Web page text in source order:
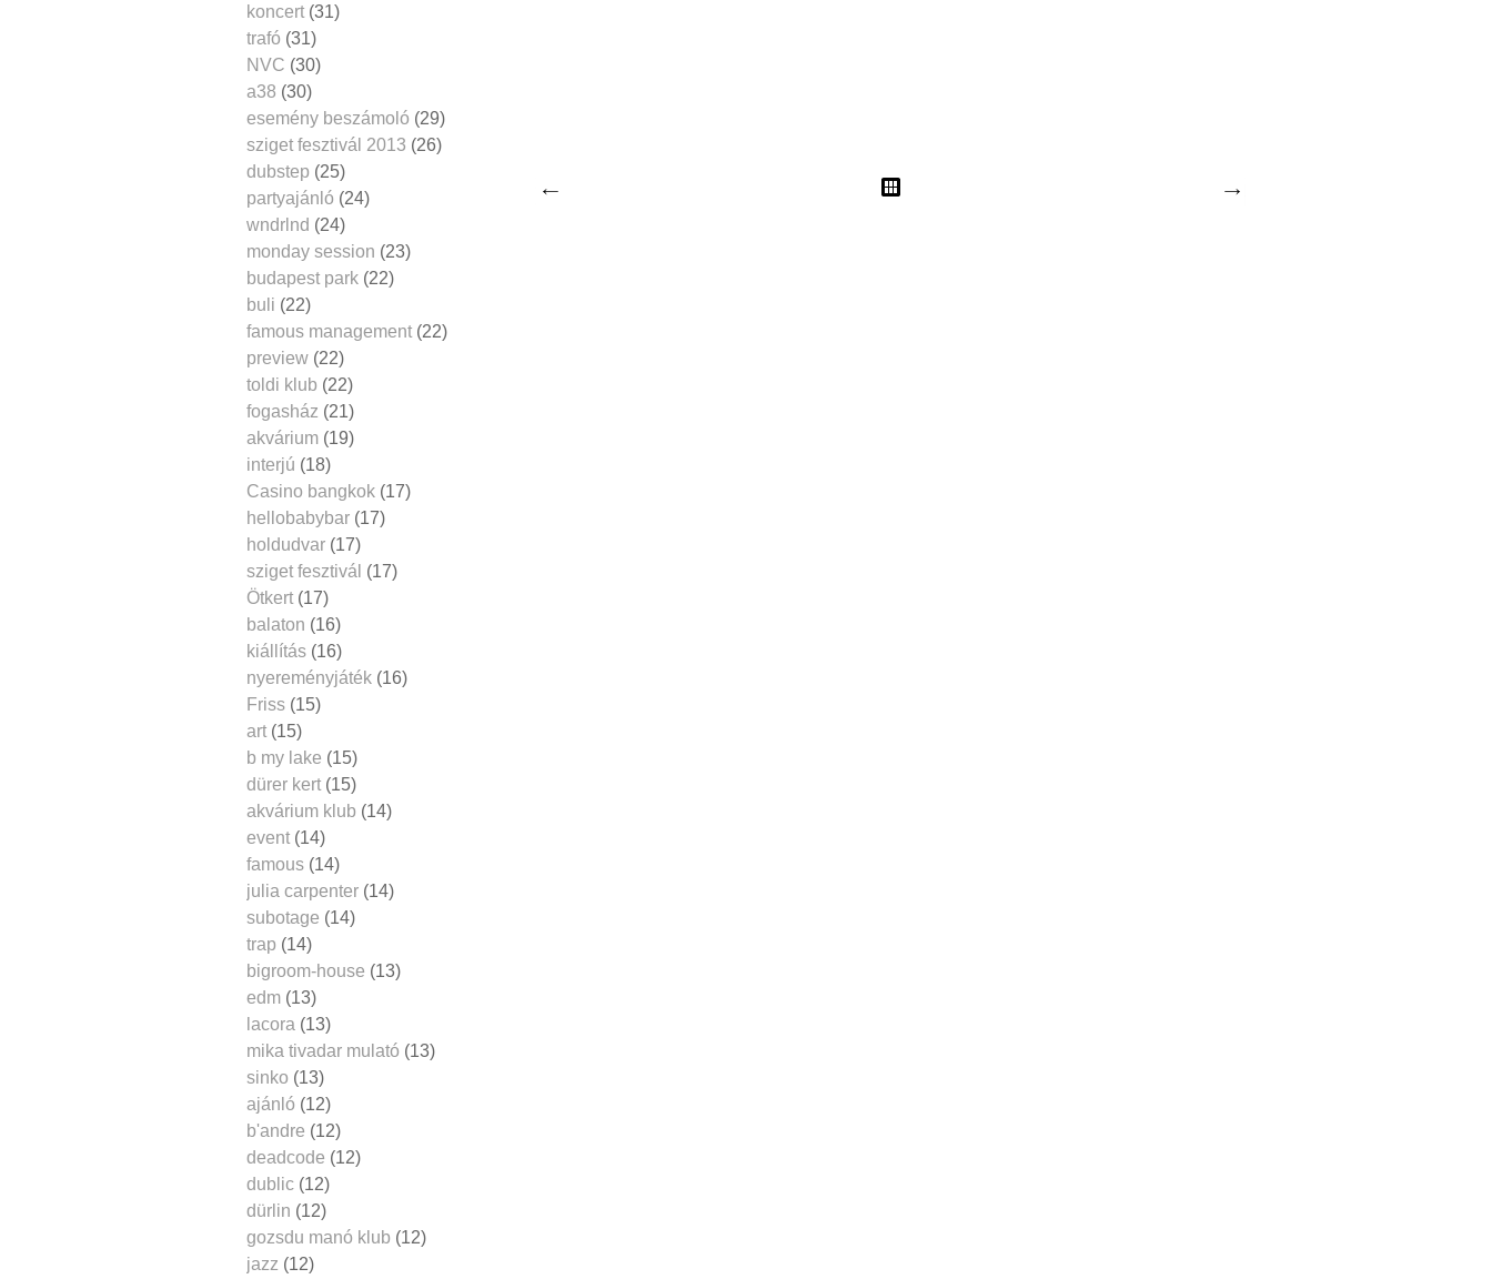
koncert (31)
trafó (31)
NVC (30)
a38 (30)
esemény beszámoló (29)
sziget fesztivál 2013 (26)
dubstep (25)
partyajánló (24)
wndrlnd (24)
monday session (23)
budapest park (22)
buli (22)
famous management (22)
preview (22)
toldi klub (22)
fogasház (21)
akvárium (19)
interjú (18)
Casino bangkok (17)
hellobabybar (17)
holdudvar (17)
sziget fesztivál (17)
Ötkert (17)
balaton (16)
kiállítás (16)
nyereményjáték (16)
Friss (15)
art (15)
b my lake (15)
dürer kert (15)
akvárium klub (14)
event (14)
famous (14)
julia carpenter (14)
subotage (14)
trap (14)
bigroom-house (13)
edm (13)
lacora (13)
mika tivadar mulató (13)
sinko (13)
ajánló (12)
b'andre (12)
deadcode (12)
dublic (12)
dürlin (12)
gozsdu manó klub (12)
jazz (12)